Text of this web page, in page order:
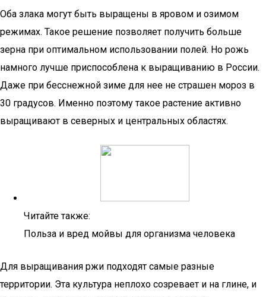
Оба злака могут быть выращены в яровом и озимом
режимах. Такое решение позволяет получить больше
зерна при оптимальном использовании полей. Но рожь
намного лучше приспособлена к выращиванию в России.
Даже при бесснежной зиме для нее не страшен мороз в
30 градусов. Именно поэтому такое растение активно
выращивают в северных и центральных областях.
Читайте также:
Польза и вред мойвы для организма человека
Для выращивания ржи подходят самые разные
территории. Эта культура неплохо созревает и на глине, и